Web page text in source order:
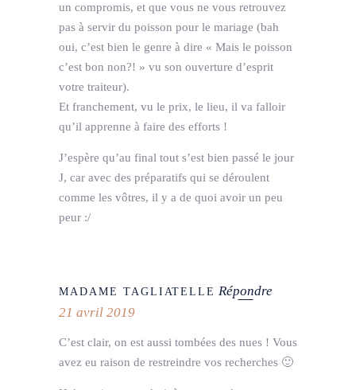
un compromis, et que vous ne vous retrouvez
pas à servir du poisson pour le mariage (bah
oui, c’est bien le genre à dire « Mais le poisson
c’est bon non?! » vu son ouverture d’esprit
votre traiteur).
Et franchement, vu le prix, le lieu, il va falloir
qu’il apprenne à faire des efforts !
J’espère qu’au final tout s’est bien passé le jour
J, car avec des préparatifs qui se déroulent
comme les vôtres, il y a de quoi avoir un peu
peur :/
MADAME TAGLIATELLE Répondre
21 avril 2019
C’est clair, on est aussi tombées des nues ! Vous
avez eu raison de restreindre vos recherches 🙂